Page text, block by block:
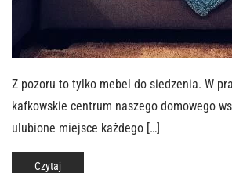
Z pozoru to tylko mebel do siedzenia. W
kafkowskie centrum naszego domowego
ulubione miejsce każdego […]
Czytaj